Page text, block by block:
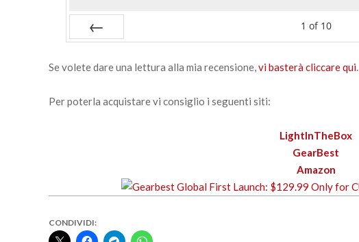
1 of 10
Se volete dare una lettura alla mia recensione,vi basterà cliccare qui.
Per poterla acquistare vi consiglio i seguenti siti:
LightInTheBox
GearBest
Amazon
CONDIVIDI: